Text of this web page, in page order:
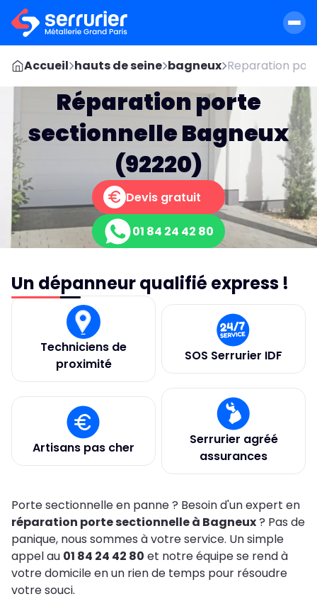
Accueil hauts de seine bagneux Reparation
Réparation porte
sectionnelle Bagneux
(92220)
Devis gratuit
01 84 24 42 80
Un dépanneur qualifié express !
Techniciens de
proximité
SOS Serrurier IDF
Artisans pas cher
Serrurier agréé
assurances
Porte sectionnelle en panne ? Besoin d'un expert en
réparation porte sectionnelle à Bagneux? Pas de
panique, nous sommes à votre service. Un simple
appel au 01 84 24 42 80 et notre équipe se rend à
votre domicile en un rien de temps pour résoudre
votre souci.